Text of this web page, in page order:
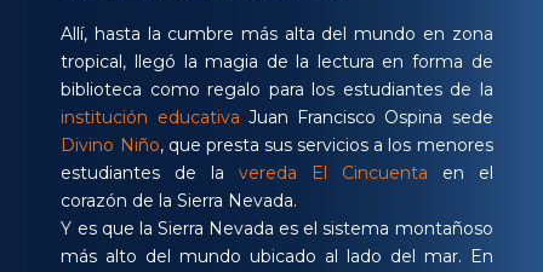
Allí, hasta la cumbre más alta del mundo en zona
tropical, llegó la magia de la lectura en forma de
biblioteca como regalo para los estudiantes de la
institución educativa Juan Francisco Ospina sede
Divino Niño, que presta sus servicios a los menores
estudiantes de lavereda El Cincuenta en el
corazón de la Sierra Nevada.
Y es que la Sierra Nevada es el sistema montañoso
más alto del mundo ubicado al lado del mar. En